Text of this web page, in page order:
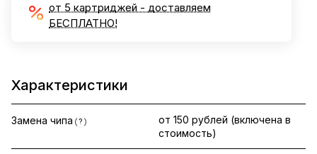
от 5 картриджей - доставляем
БЕСПЛАТНО!
Характеристики
Замена чипа ?
от 150 рублей (включена в
стоимость)